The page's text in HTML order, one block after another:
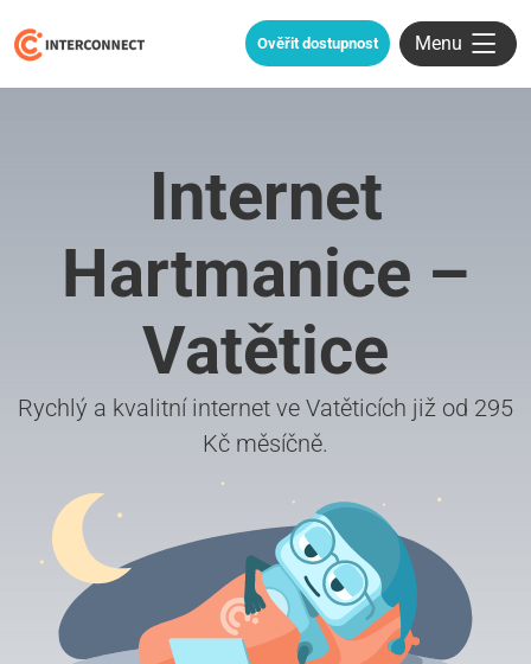
Ověřit dostupnost Menu
Internet
Hartmanice –
Vatětice
Rychlý a kvalitní internet ve Vatěticích již od 295
Kč měsíčně.